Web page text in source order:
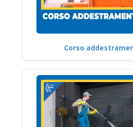
Corso